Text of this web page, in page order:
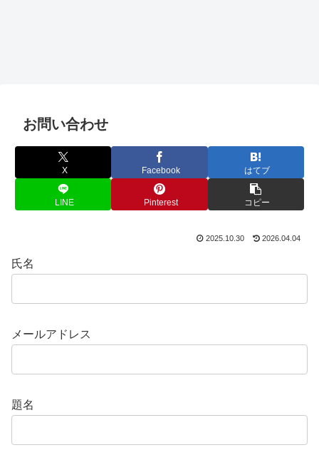
お問い合わせ
X Facebook はてブ
LINE Pinterest コピー
2025.10.30 2026.04.04
氏名
メールアドレス
題名